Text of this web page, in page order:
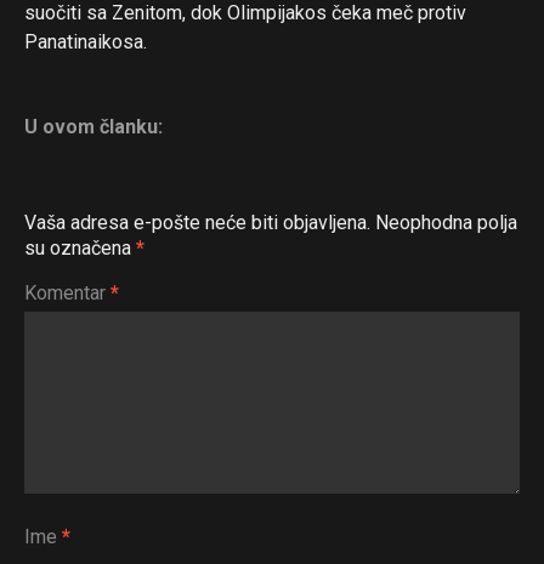
suočiti sa Zenitom, dok Olimpijakos čeka meč protiv
Panatinaikosa.
U ovom članku:
Vaša adresa e-pošte neće biti objavljena. Neophodna polja
su označena *
Komentar *
Ime *